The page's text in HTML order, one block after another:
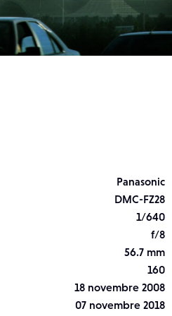
Panasonic
DMC-FZ28
1/640
f/8
56.7 mm
160
18 novembre 2008
07 novembre 2018